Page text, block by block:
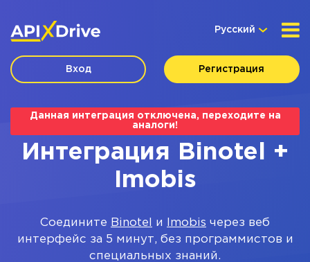
Русский
Вход Регистрация
Данная интеграция отключена, переходите на
аналоги!
Интеграция Binotel +
Imobis
Соедините Binotel и Imobis через веб
интерфейс за 5 минут, без программистов и
специальных знаний.